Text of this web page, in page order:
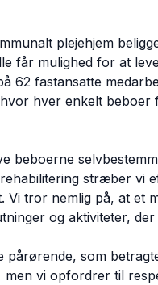
plejehjem
får mulighed for at
62 fastansatte
hver enkelt
beboerne
stræber vi
Vi tror nemlig på, at et
og aktiviteter,
som
men vi opfordrer til